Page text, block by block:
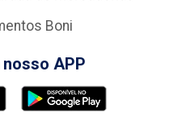
Boni
nosso APP